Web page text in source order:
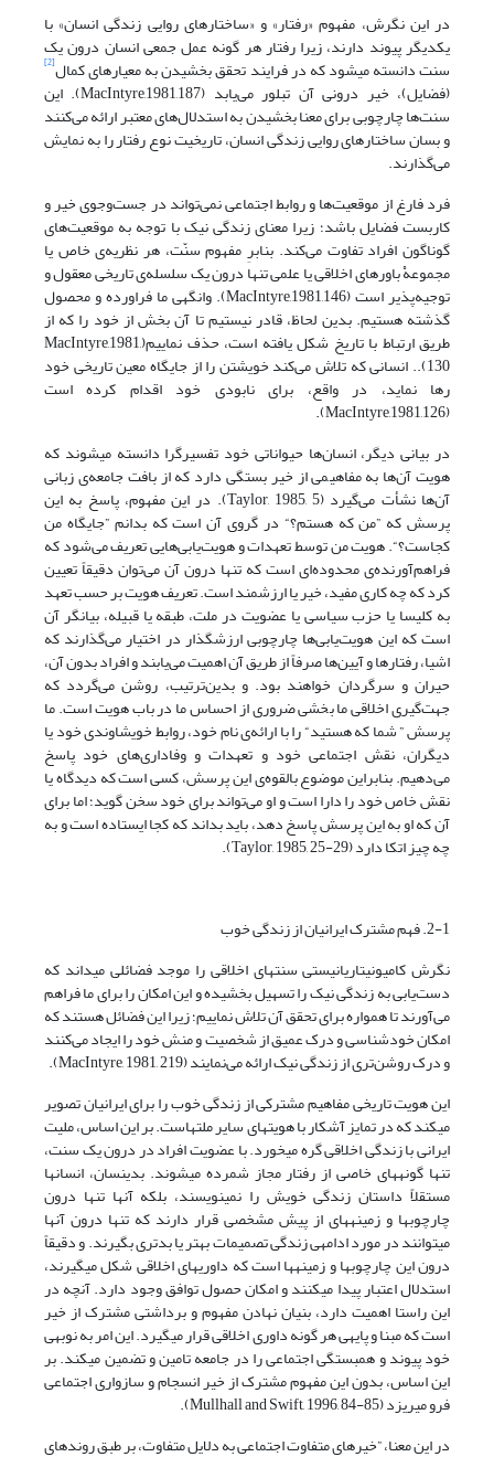
در این نگرش، مفهوم «رفتار» و «ساختارهای روایی زندگی انسان» با
یکدیگر پیوند دارند، زیرا رفتار هر گونه عمل جمعی انسان درون یک
سنت دانسته می­شود که در فرایند تحقق بخشیدن به معیارهای کمال[2]
(فضایل)، خیر درونی آن تبلور می‌یابد (MacIntyre,1981,187). این
سنت‌ها چارچوبی برای معنا بخشیدن به استدلال‌های معتبر ارائه می‌کنند
و بسان ساختارهای روایی زندگی انسان، تاریخیت نوع رفتار را به نمایش
می‌گذارند.
فرد فارغ از موقعیت‌ها و روابط اجتماعی نمی‌تواند در جست‌و‌جوی خیر و
کاربست فضایل باشد؛ زیرا معنای زندگی نیک با توجه به موقعیت‌های
گوناگون افراد تفاوت می‌کند. بنابرِ مفهوم سنّت، هر نظریه‌ی خاص یا
مجموعهْ باورهای اخلاقی یا علمی تنها درون یک سلسله‌ی تاریخی معقول و
توجیه‌پذیر است (MacIntyre,1981,146). وانگهی ما فراورده‌ و محصول
گذشته هستیم. بدین لحاظ، قادر نیستیم تا آن بخش از خود را که از
طریق ارتباط با تاریخ شکل یافته است، حذف نماییم(MacIntyre,1981,
130).. انسانی که تلاش می‌کند خویشتن را از جایگاه معین تاریخی خود
رها نماید، در واقع، برای نابودی خود اقدام کرده است
(MacIntyre,1981,126).
در بیانی دیگر، انسان‌ها حیواناتی خود تفسیر‌گرا دانسته می­شوند که
هویت آن‌ها به مفاهیمی ‌از خیر بستگی دارد که از بافت جامعه‌ی زبانی
آن‌ها نشأت می‌گیرد (Taylor, 1985, 5). در این مفهوم، پاسخ به این
پرسش که ”من که هستم؟“ در گروی آن است که بدانم ”جایگاه من
کجاست؟“. هویت من توسط تعهدات و هویت‌یابی‌هایی تعریف می‌شود که
فراهم‌آورنده‌ی محدوده‌ای است که تنها درون آن می‌توان دقیقاً تعیین
کرد که چه کاری مفید، خیر یا ارزشمند است. تعریف هویت بر حسب تعهد
به کلیسا یا حزب سیاسی یا عضویت در ملت، طبقه ‌یا قبیله، بیانگر آن
است که این هویت‌یابی‌ها چارچوبی ارزشگذار در اختیار می‌گذارند که
اشیا، رفتارها و آیین‌ها صرفاً از طریق آن اهمیت می‌یابند و افراد بدون آن،
حیران و سرگردان خواهند بود. و بدین‌ترتیب، روشن می‌گردد که
جهت‌گیری اخلاقی ما بخشی ضروری از احساس ما در باب هویت است. ما
پرسش ” شما که هستید“ را با ارائه‌ی نام خود، روابط خویشاوندی خود یا
دیگران، نقش اجتماعی خود و تعهدات و وفاداری‌های خود پاسخ
می‌دهیم. بنابراین موضوع بالقوه‌ی این پرسش، کسی است که دیدگاه یا
نقش خاص خود را دارا است و او می‌تواند برای خود سخن گوید؛ اما برای
آن که او به این پرسش پاسخ دهد، باید بداند که کجا ایستاده است و به
چه چیز اتکا دارد (Taylor, 1985, 25-29).
2-1. فهم مشترک ایرانیان از زندگی خوب
نگرش کامیونیتاریانیستی سنت­های اخلاقی را موجد فضائلی می­داند که
دست‌یابی به زندگی نیک را تسهیل بخشیده و این امکان را برای ما فراهم
می‌آورند تا همواره برای تحقق آن تلاش نماییم؛ زیرا این فضائل هستند که
امکان خود‌شناسی و درک عمیق از شخصیت و منش خود را ایجاد می‌کنند
و درک روشن‌تری از زندگی نیک ارائه می‌نمایند (MacIntyre, 1981, 219).
این هویت تاریخی مفاهیم مشترکی از زندگی خوب را برای ایرانیان تصویر
می­کند که در تمایز آشکار با هویت­های سایر ملت­هاست. بر این اساس، ملیت
ایرانی با زندگی اخلاقی گره می­خورد. با عضویت افراد در درون یک سنت،
تنها گونه‏های خاصی از رفتار مجاز شمرده می‏شوند. بدین‎سان، انسان‏ها
مستقلاً داستان زندگی خویش را نمی‏نویسند، بلکه آن‏ها تنها درون
چارچوب‏ها و زمینه‏های از پیش مشخصی قرار دارند که تنها درون آن‎ها
می‏توانند در مورد ادامه‏ی زندگی تصمیمات بهتر یا بدتری بگیرند. و دقیقاً
درون این چارچوب‏ها و زمینه‏ها است که داوری‏های اخلاقی شکل می‏گیرند،
استدلال اعتبار پیدا می‏کنند و امکان حصول توافق وجود دارد. آن‏چه در
این راستا اهمیت دارد، بنیان نهادن مفهوم و برداشتی مشترک از خیر
است که مبنا و پایه‏ی هر گونه داوری اخلاقی قرار می‏گیرد. این امر به نوبه‏ی
خود پیوند و همبستگی اجتماعی را در جامعه تامین و تضمین می‏کند. بر
این اساس، بدون این مفهوم مشترک از خیر انسجام و سازواری اجتماعی
فرو می‏ریزد (Mullhall and Swift, 1996, 84-85).
در این معنا، ”خیرهای متفاوت اجتماعی به دلایل متفاوت، بر طبق روندهای